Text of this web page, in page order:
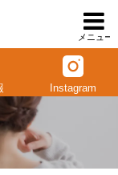
メニュー
Instagram